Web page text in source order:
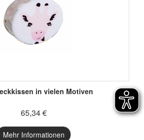
in vielen Motiven
65,34 €
Mehr Informationen